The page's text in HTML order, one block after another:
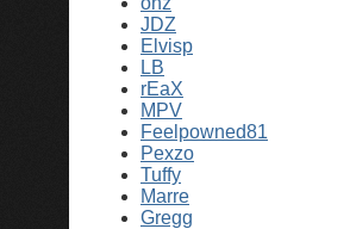
JDZ
Elvisp
LB
rEaX
MPV
Feelpowned81
Pexzo
Tuffy
Marre
Gregg